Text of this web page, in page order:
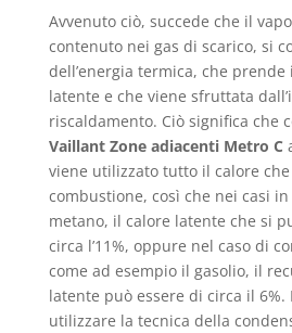
Avvenuto ciò, succede che il
contenuto nei gas di scarico, si
dell’energia termica, che
latente e che viene sfruttata
riscaldamento. Ciò significa che
Vaillant Zone adiacenti Metro C
viene utilizzato tutto il calore
combustione, così che nei casi
metano, il calore latente che si
circa l’11%, oppure nel caso di
come ad esempio il gasolio, il
latente può essere di circa il
utilizzare la tecnica della